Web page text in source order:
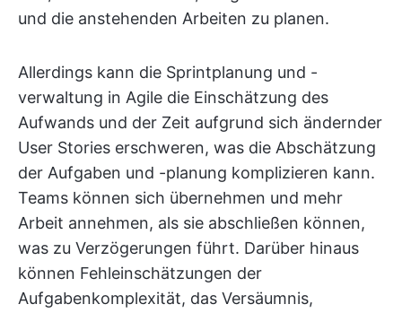
und die anstehenden Arbeiten zu planen.
Allerdings kann die Sprintplanung und -
verwaltung in Agile die Einschätzung des
Aufwands und der Zeit aufgrund sich ändernder
User Stories erschweren, was die Abschätzung
der Aufgaben und -planung komplizieren kann.
Teams können sich übernehmen und mehr
Arbeit annehmen, als sie abschließen können,
was zu Verzögerungen führt. Darüber hinaus
können Fehleinschätzungen der
Aufgabenkomplexität, das Versäumnis,